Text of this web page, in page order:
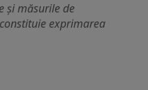
și măsurile de
exprimarea